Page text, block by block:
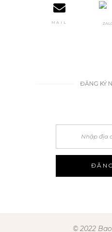
MAIL
ĐĂNG KÝ
© 2022